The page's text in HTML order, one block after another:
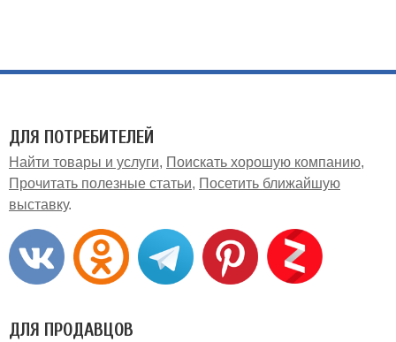
ДЛЯ ПОТРЕБИТЕЛЕЙ
Найти товары и услуги
Поискать хорошую компанию
Прочитать полезные статьи
Посетить ближайшую
выставку
ДЛЯ ПРОДАВЦОВ